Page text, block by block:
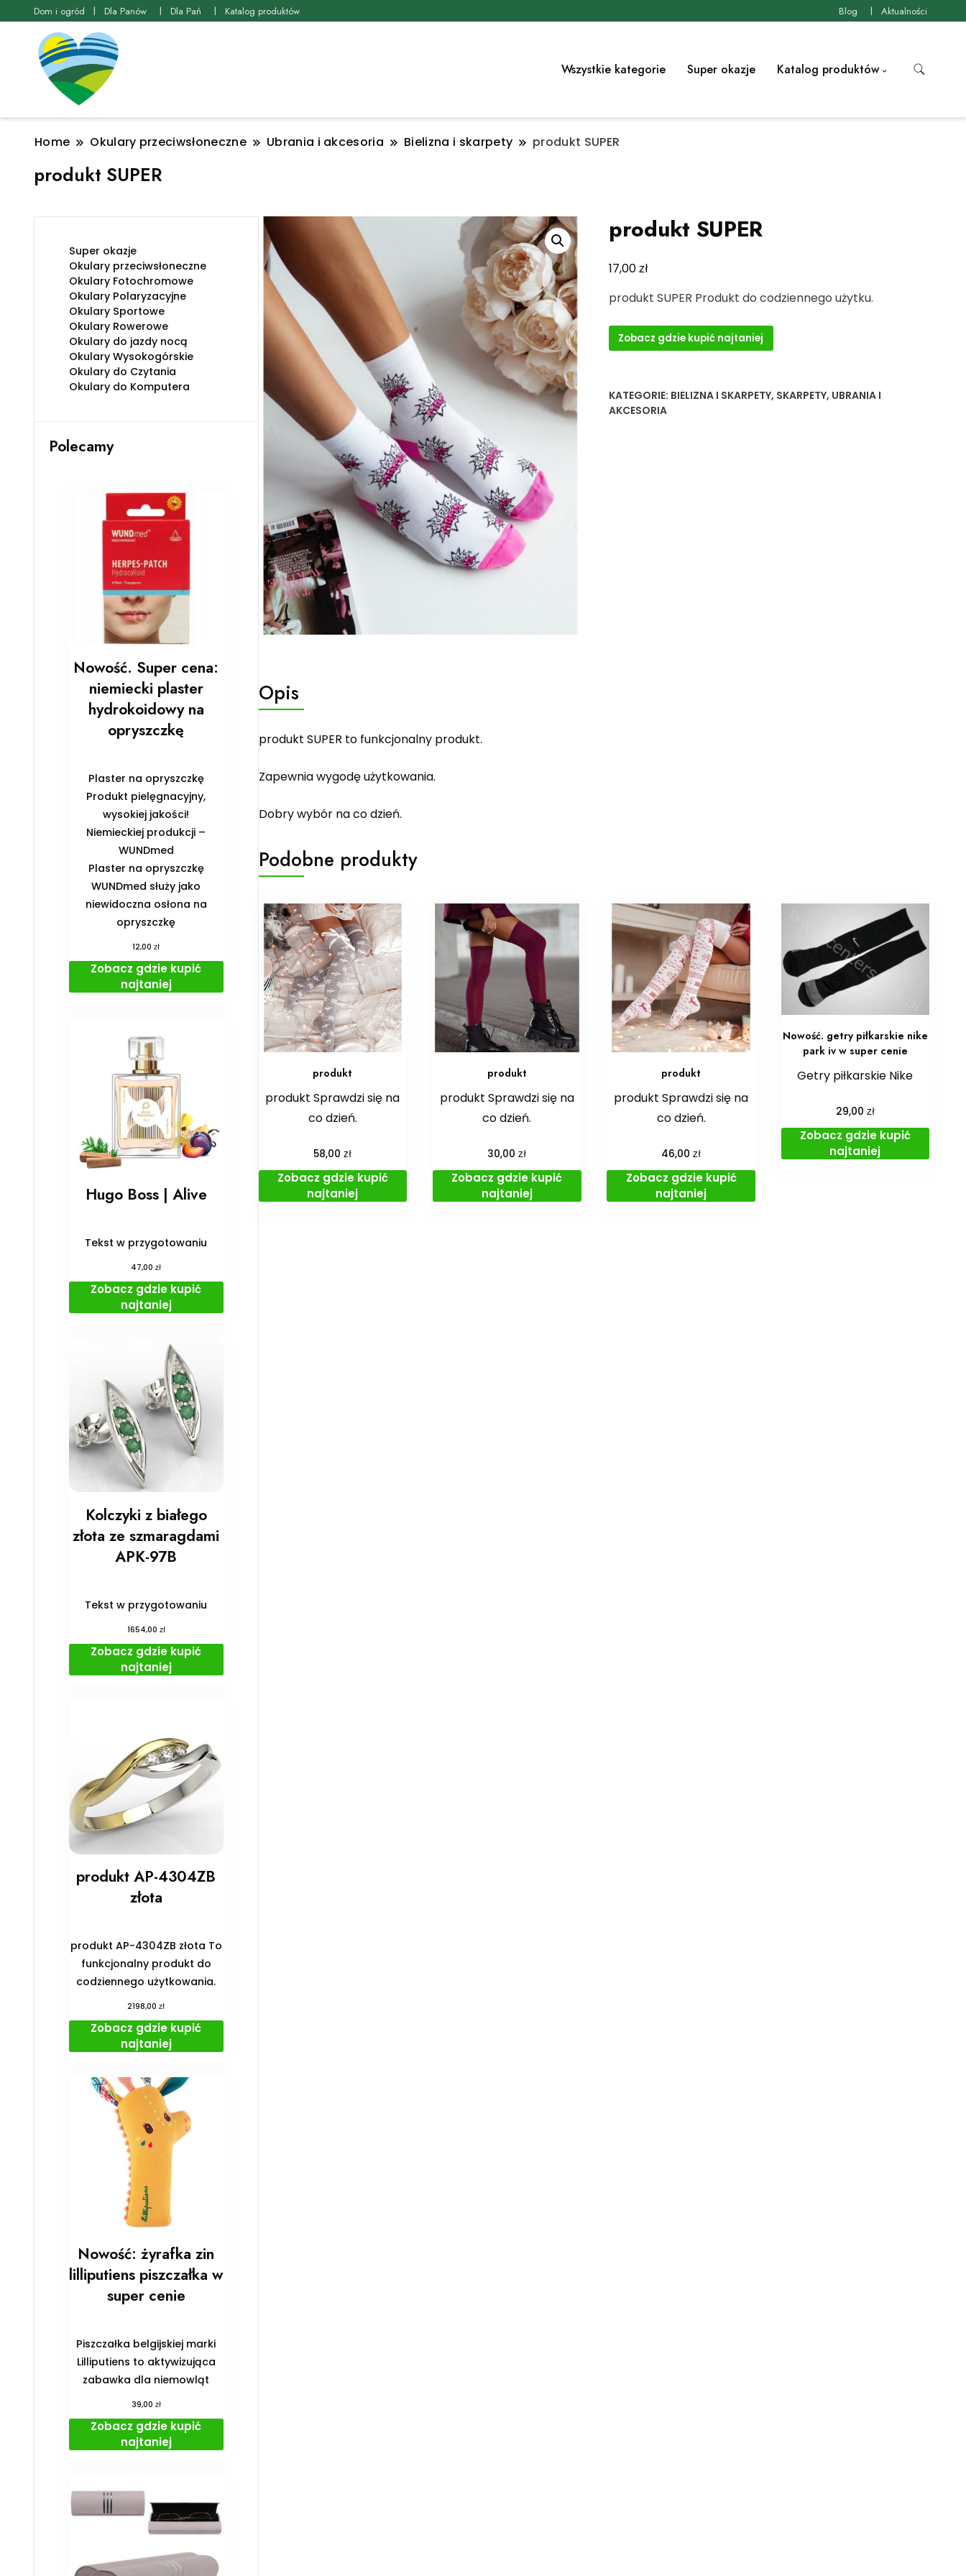
Dom i ogród Dla Panów Dla Pań Katalog produktów Blog Aktualności
Wszystkie kategorie Super okazje Katalog produktów
Home Okulary przeciwsłoneczne Ubrania i akcesoria Bielizna i skarpety produkt SUPER
produkt SUPER
produkt SUPER
17,00zł
produkt SUPER Produkt do codziennego użytku.
Zobacz gdzie kupić najtaniej
KATEGORIE: BIELIZNA I SKARPETY, SKARPETY, UBRANIA I
AKCESORIA
Opis
produkt SUPER to funkcjonalny produkt.
Zapewnia wygodę użytkowania.
Dobry wybór na co dzień.
Podobne produkty
produkt
produkt Sprawdzi się na
co dzień.
58,00zł
Zobacz gdzie kupić
najtaniej
produkt
produkt Sprawdzi się na
co dzień.
30,00zł
Zobacz gdzie kupić
najtaniej
produkt
produkt Sprawdzi się na
co dzień.
46,00zł
Zobacz gdzie kupić
najtaniej
Nowość. getry piłkarskie nike
park iv w super cenie
Getry piłkarskie Nike
29,00 zł
Zobacz gdzie kupić
najtaniej
Super okazje
Okulary przeciwsłoneczne
Okulary Fotochromowe
Okulary Polaryzacyjne
Okulary Sportowe
Okulary Rowerowe
Okulary do jazdy nocą
Okulary Wysokogórskie
Okulary do Czytania
Okulary do Komputera
Polecamy
Nowość. Super cena:
niemiecki plaster
hydrokoidowy na
opryszczkę
Plaster na opryszczkę
Produkt pielęgnacyjny,
wysokiej jakości!
Niemieckiej produkcji –
WUNDmed
Plaster na opryszczkę
WUNDmed służy jako
niewidoczna osłona na
opryszczkę
12,00zł
Zobacz gdzie kupić
najtaniej
Hugo Boss | Alive
Tekst w przygotowaniu
47,00zł
Zobacz gdzie kupić
najtaniej
Kolczyki z białego
złota ze szmaragdami
APK-97B
Tekst w przygotowaniu
1654,00 zł
Zobacz gdzie kupić
najtaniej
produkt AP-4304ZB
złota
produkt AP-4304ZB złota To
funkcjonalny produkt do
codziennego użytkowania.
2198,00zł
Zobacz gdzie kupić
najtaniej
Nowość: żyrafka zin
lilliputiens piszczałka w
super cenie
Piszczałka belgijskiej marki
Lilliputiens to aktywizująca
zabawka dla niemowląt
39,00 zł
Zobacz gdzie kupić
najtaniej